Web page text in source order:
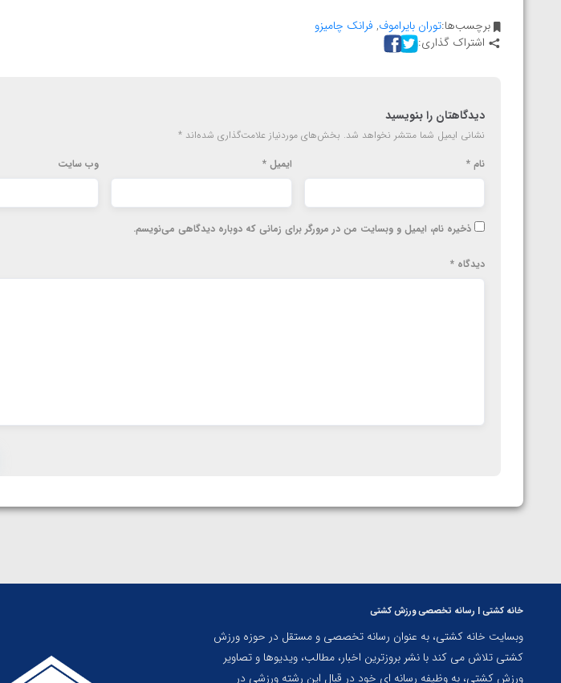
برچسب‌ها:توران بایراموف, فرانک چامیزو
اشتراک گذاری:
دیدگاهتان را بنویسید
نشانی ایمیل شما منتشر نخواهد شد. بخش‌های موردنیاز علامت‌گذاری شده‌اند *
نام * ایمیل* وب‌ سایت
ذخیره نام، ایمیل و وبسایت من در مرورگر برای زمانی که دوباره دیدگاهی می‌نویسم.
دیدگاه *
خانه کشتی | رسانه تخصصی ورزش کشتی
وبسایت خانه کشتی، به عنوان رسانه تخصصی و مستقل در حوزه ورزش
کشتی تلاش می کند با نشر بروزترین اخبار، مطالب، ویدیوها و تصاویر
ورزش کشتی، به وظیفه رسانه ای خود در قبال این رشته ورزشی در